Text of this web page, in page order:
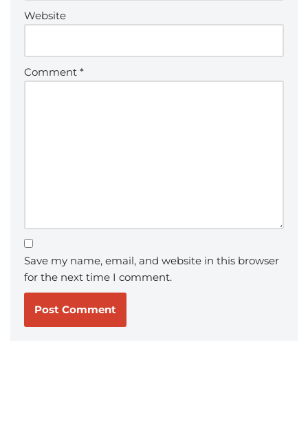
Website
Comment *
Save my name, email, and website in this browser
for the next time I comment.